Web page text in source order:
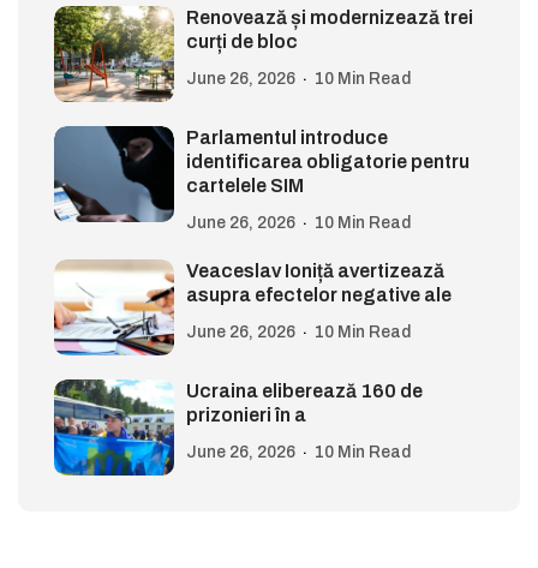
Renovează și modernizează trei
curți de bloc
June 26, 2026 10 Min Read
Parlamentul introduce
identificarea obligatorie pentru
cartelele SIM
June 26, 2026 10 Min Read
Veaceslav Ioniță avertizează
asupra efectelor negative ale
June 26, 2026 10 Min Read
Ucraina eliberează 160 de
prizonieri în a
June 26, 2026 10 Min Read